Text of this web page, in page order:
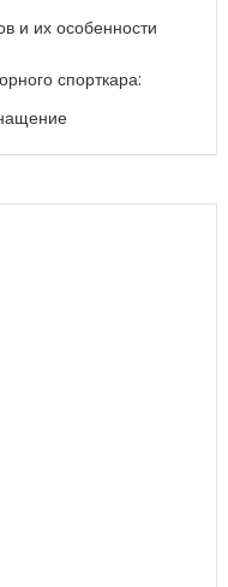
и их особенности
спорткара: